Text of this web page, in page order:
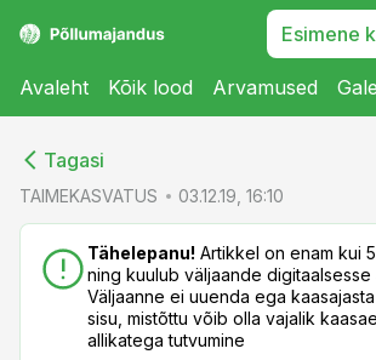
Esimene
Avaleht Kõik lood Arvamused
Tagasi
TAIMEKASVATUS 03.12.19, 16:10
Tähelepanu! Artikkel on enam kui
ning kuulub väljaande digitaalsesse
Väljaanne ei uuenda ega
sisu, mistõttu võib olla vajalik
allikatega tutvumine